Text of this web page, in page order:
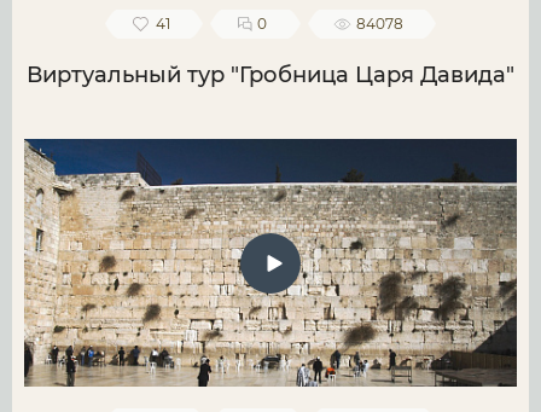
41 0 84078
Виртуальный тур "Гробница Царя Давида"